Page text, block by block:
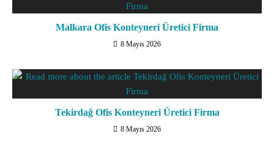
Malkara Ofis Konteyneri Üretici Firma
8 Mayıs 2026
Tekirdağ Ofis Konteyneri Üretici Firma
8 Mayıs 2026